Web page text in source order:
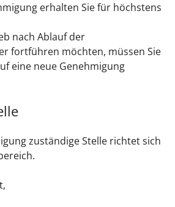
erhalten Sie für höchstens
nach Ablauf der
fortführen möchten, müssen Sie
eine neue Genehmigung
zuständige Stelle richtet sich